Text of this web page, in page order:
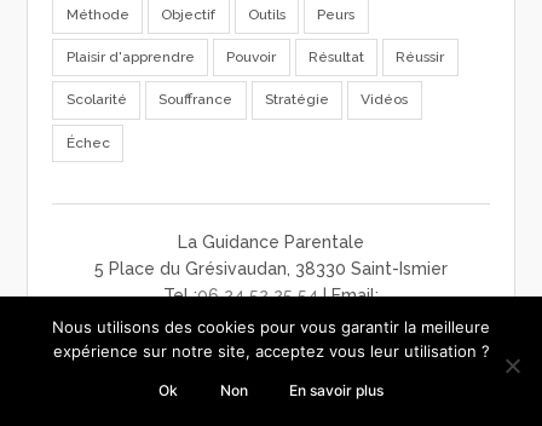
Méthode Objectif Outils Peurs
Plaisir d'apprendre Pouvoir Résultat Réussir
Scolarité Souffrance Stratégie Vidéos
Échec
La Guidance Parentale
5 Place du Grésivaudan, 38330 Saint-Ismier
Tel :06 24 52 25 54| Email:
contact@laguidanceparentale.com
mentions légales-charte de confidentialité-CGV
Nous utilisons des cookies pour vous garantir la meilleure
expérience sur notre site, acceptez vous leur utilisation ?
Ok Non En savoir plus